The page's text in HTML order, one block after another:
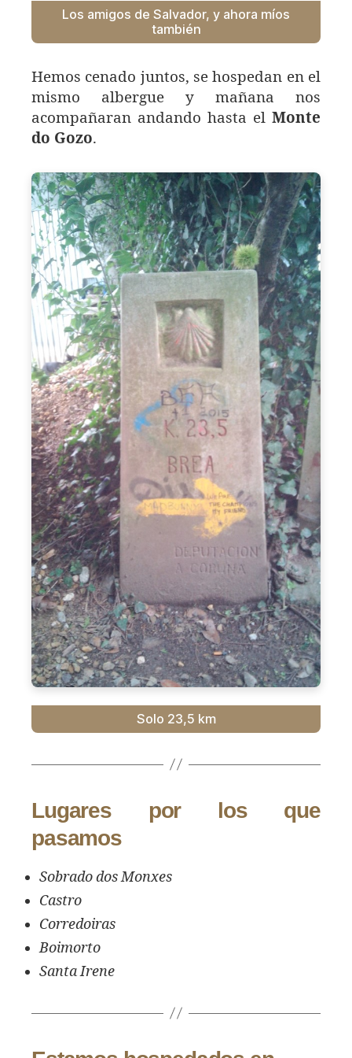
Los amigos de Salvador, y ahora míos
también
Hemos cenado juntos, se hospedan en el
mismo albergue y mañana nos
acompañaran andando hasta el Monte
do Gozo.
Solo 23,5 km
Lugares por los que
pasamos
Sobrado dos Monxes
Castro
Corredoiras
Boimorto
Santa Irene